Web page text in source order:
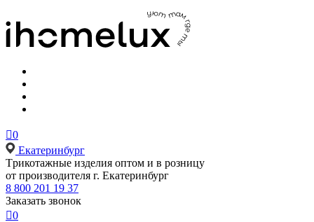
0
Екатеринбург
Tрикотажные изделия оптом и в розницу
от производителя г. Екатеринбург
8 800 201 19 37
Заказать звонок
0